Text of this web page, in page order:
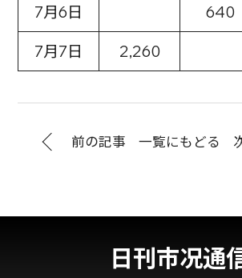
7月6日 640
7月7日 2,260
前の記事 一覧にもどる
日刊市况通